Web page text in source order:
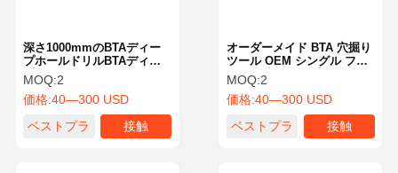
深さ1000mmのBTAディー
プホールドリルBTAディー
プホールカッターとスチー
ル材料
MOQ:2
価格:40—300 USD
ベストプラ
接触
オーダーメイド BTA 穴掘り
ツール OEM シングル フル
ート 切断ツール 高性能
MOQ:2
価格:40—300 USD
ベストプラ
接触